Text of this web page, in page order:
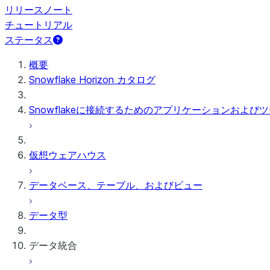
リリースノート
チュートリアル
ステータス
概要
Snowflake Horizon カタログ
Snowflakeに接続するためのアプリケーションおよび
仮想ウェアハウス
データベース、テーブル、およびビュー
データ型
データ統合